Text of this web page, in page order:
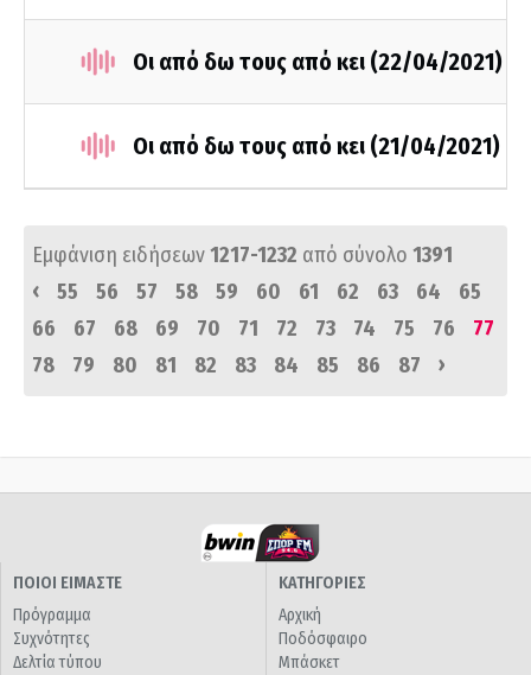
Οι από δω τους από κει (22/04/2021)
Οι από δω τους από κει (21/04/2021)
Εμφάνιση ειδήσεων1217-1232 από σύνολο 1391
‹
55 56 57 58 59 60 61 62 63 64
65
66
67 68 69 70 71 72 73 74 75 76
77
78
79 80 81 82 83 84 85 86 87 ›
ΠΟΙΟΙ ΕΙΜΑΣΤΕ
Πρόγραμμα
Συχνότητες
Δελτία τύπου
ΚΑΤΗΓΟΡΙΕΣ
Αρχική
Ποδόσφαιρο
Μπάσκετ